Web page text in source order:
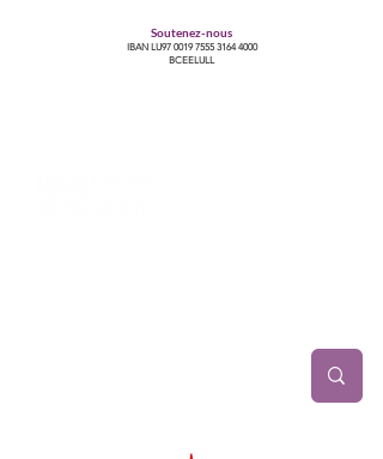
Soutenez-nous
IBAN LU97 0019 7555 3164 4000
BCEELULL